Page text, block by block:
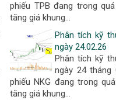
phiếu TPB đang trong
tăng giá khung...
Phân tích kỹ
ngày 24.02.26
Phân tích kỹ
ngày 24 tháng
phiếu NKG đang trong
tăng giá khung...